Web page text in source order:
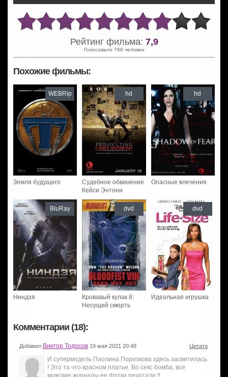
Рейтинг фильма: 7,9
Голосовало 766 человек
Похожие фильмы:
Земля будущего
WEBRip
Судебное обвинение
Кейси Энтони
hd
Опасные влечения
hd
Ниндзя
BluRay
Кровавый кулак 8:
Несущий смерть
dvd
Идеальная игрушка
dvd
Комментарии (18):
Добавил Виктор Тодосов 19 мая 2021 20:48 Цитата
И супермодель Паолина Поризкова здесь засветилась
! Это та что красном платье. Во секс бомба, все
мужские журналы ее фотки печатали !!